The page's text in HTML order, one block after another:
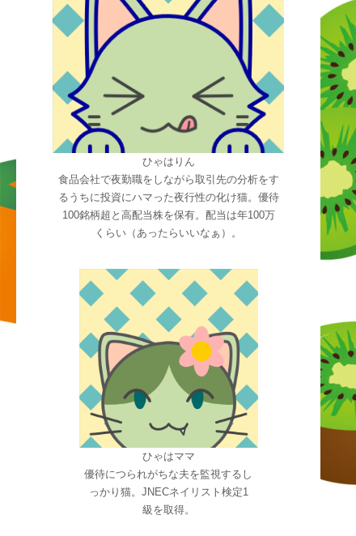
ひゃはりん
食品会社で夜勤職をしながら取引先の分析をす
るうちに投資にハマった夜行性の化け猫。優待
100銘柄超と高配当株を保有。配当は年100万
くらい（あったらいいなぁ）。
ひゃはママ
優待につられがちな夫を監視するし
っかり猫。JNECネイリスト検定1
級を取得。